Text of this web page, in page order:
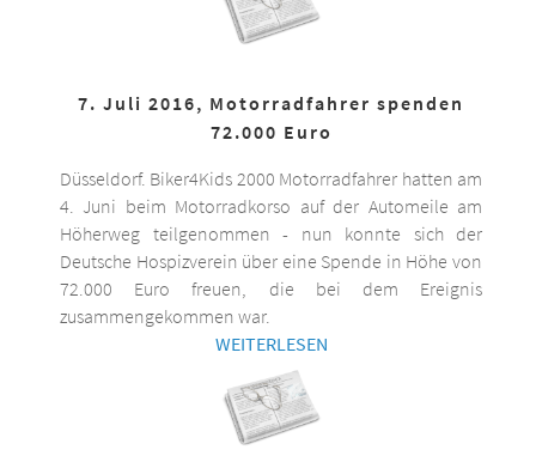
7. Juli 2016, Motorradfahrer spenden
72.000 Euro
Düsseldorf. Biker4Kids 2000 Motorradfahrer hatten am
4. Juni beim Motorradkorso auf der Automeile am
Höherweg teilgenommen - nun konnte sich der
Deutsche Hospizverein über eine Spende in Höhe von
72.000 Euro freuen, die bei dem Ereignis
zusammengekommen war.
WEITERLESEN